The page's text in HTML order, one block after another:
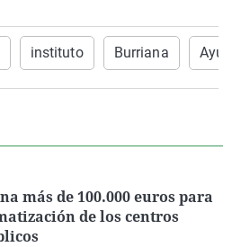
instituto Burriana
más de 100.000 euros para
de los centros